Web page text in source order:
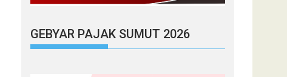
GEBYAR PAJAK SUMUT 2026